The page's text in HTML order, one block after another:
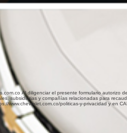
voluntaria y
subsidiarias y compañías relacionadas para
politicas-y-privacidad y en